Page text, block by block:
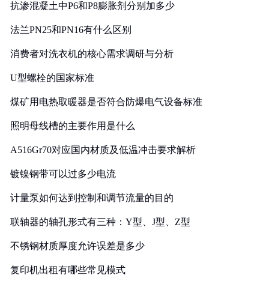
抗渗混凝土中P6和P8膨胀剂分别加多少
法兰PN25和PN16有什么区别
消费者对洗衣机的核心需求调研与分析
U型螺栓的国家标准
煤矿用电热取暖器是否符合防爆电气设备标准
照明母线槽的主要作用是什么
A516Gr70对应国内材质及低温冲击要求解析
镀镍钢带可以过多少电流
计量泵如何达到控制和调节流量的目的
联轴器的轴孔形式有三种：Y型、J型、Z型
不锈钢材质厚度允许误差是多少
复印机出租有哪些常见模式